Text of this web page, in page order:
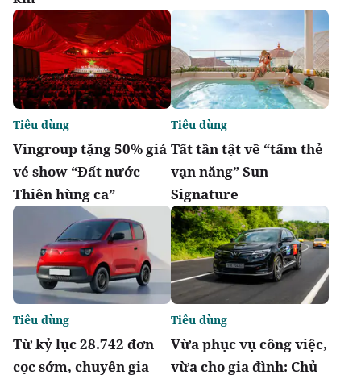
Vingroup tặng 50% giá
vé show “Đất nước
Thiên hùng ca”
Tiêu dùng
Tất tần tật về “tấm thẻ
vạn năng” Sun
Signature
Tiêu dùng
Từ kỷ lục 28.742 đơn
cọc sớm, chuyên gia
Tiêu dùng
Vừa phục vụ công việc,
vừa cho gia đình: Chủ
Tiêu dùng